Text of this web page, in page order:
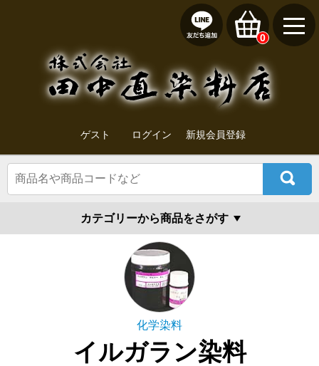
ゲスト ログイン 新規会員登録
0
カテゴリーから商品をさがす
化学染料
イルガラン染料